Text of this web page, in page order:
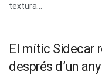
textura...
El mític Sidecar
després d’un